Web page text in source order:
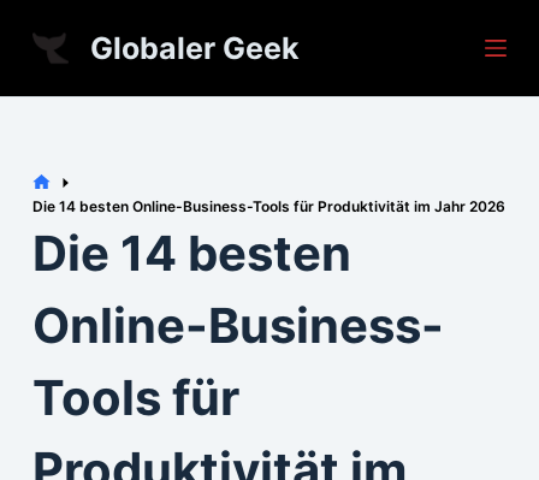
S
i
o
c
o
e
Globaler Geek
Home
Die 14 besten Online-Business-Tools für Produktivität im Jahr 2026
Die 14 besten
Online-Business-
Tools für